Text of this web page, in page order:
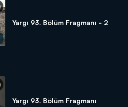
Yargı 93. Bölüm Fragmanı - 2
Yargı 93. Bölüm Fragmanı